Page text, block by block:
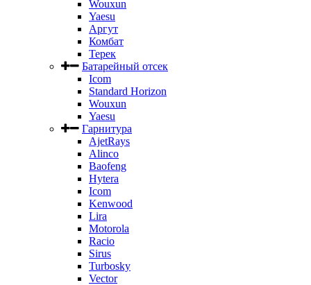
Wouxun
Yaesu
Аргут
Комбат
Терек
Батарейный отсек
Icom
Standard Horizon
Wouxun
Yaesu
Гарнитура
AjetRays
Alinco
Baofeng
Hytera
Icom
Kenwood
Lira
Motorola
Racio
Sirus
Turbosky
Vector